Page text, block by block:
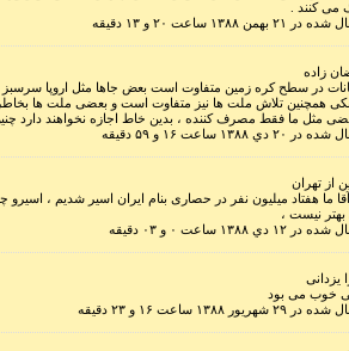
می کنند .
۲۱ بهمن ۱۳۸۸ ساعت ۲۰ و ۱۳ دقیقه
زاده
در سطح کره زمین متفاوت است بعض جاها مثل اروپا سرسبز
همچنین تلاش ملت ها نیز متفاوت است و بعضی ملت ها بخاطر
مثل ما فقط مصرف کننده ، بدین خاط اجازه نخواهند دارد
در ۲۰ دي ۱۳۸۸ ساعت ۱۶ و ۵۹ دقیقه
از تهران
ما هفتاد میلیون نفر در حصاری بنام ایران اسیر شدیم ،
نیست ،
در ۱۲ دي ۱۳۸۸ ساعت ۰ و ۰۳ دقیقه
یزدانی
خوب می بود
۲۹ شهريور ۱۳۸۸ ساعت ۱۶ و ۲۳ دقیقه